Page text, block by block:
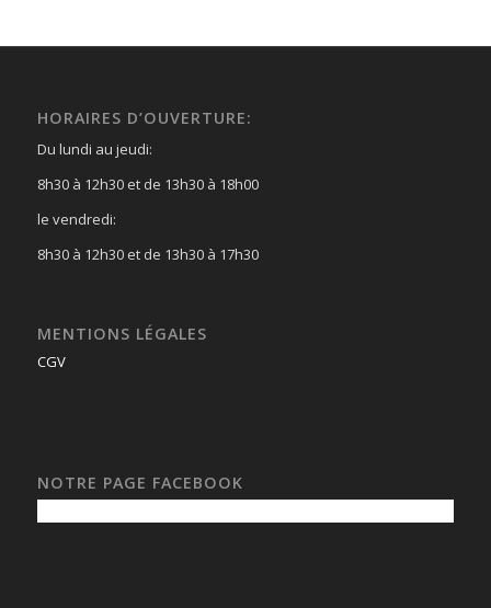
HORAIRES D’OUVERTURE:
Du lundi au jeudi:
8h30 à 12h30 et de 13h30 à 18h00
le vendredi:
8h30 à 12h30 et de 13h30 à 17h30
MENTIONS LÉGALES
CGV
NOTRE PAGE FACEBOOK